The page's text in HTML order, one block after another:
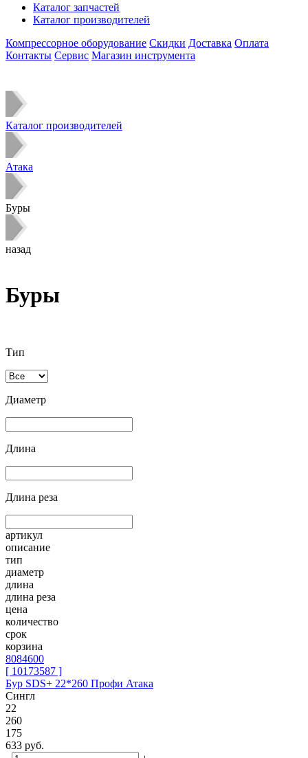
Каталог запчастей
Каталог производителей
Компрессорное оборудование Скидки Доставка Оплата
Контакты Сервис Магазин инструмента
Каталог производителей
Атака
Буры
назад
Буры
Тип
Диаметр
Длина
Длина реза
артикул
описание
тип
диаметр
длина
длина реза
цена
количество
срок
корзина
8084600
[ 10173587 ]
Бур SDS+ 22*260 Профи Атака
Сингл
22
260
175
633 руб.